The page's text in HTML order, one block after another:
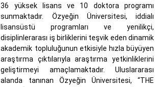
36 yüksek lisans ve 10 doktora programı
sunmaktadır. Özyeğin Üniversitesi, iddialı
lisansüstü programları ve yenilikçi,
disiplinlerarası iş birliklerini teşvik eden dinamik
akademik topluluğunun etkisiyle hızla büyüyen
araştırma çıktılarıyla araştırma yetkinliklerini
geliştirmeyi amaçlamaktadır. Uluslararası
alanda tanınan Özyeğin Üniversitesi, “THE